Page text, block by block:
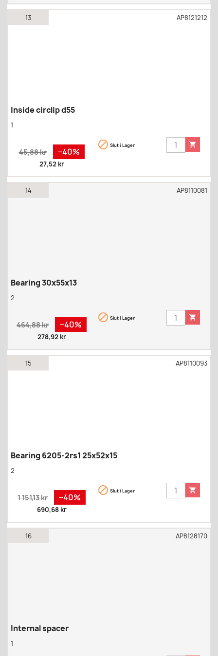
13 AP8121212
Inside circlip d55
1
Regular
price
45,88 kr −40%
27,52 kr
 Slut i Lager 
14 AP8110081
Bearing 30x55x13
2
Regular
price
464,88 kr −40%
Pris
278,92 kr
 Slut i Lager 
15 AP8110093
Bearing 6205-2rs1 25x52x15
2
Regular
price
1 151,13 kr −40%
690,68 kr
 Slut i Lager 
16 AP8128170
Internal spacer
1